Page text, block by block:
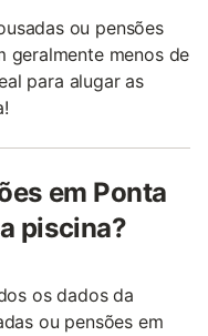
ou pensões
geralmente menos de
para alugar as
em Ponta
piscina?
os dados da
ou pensões em